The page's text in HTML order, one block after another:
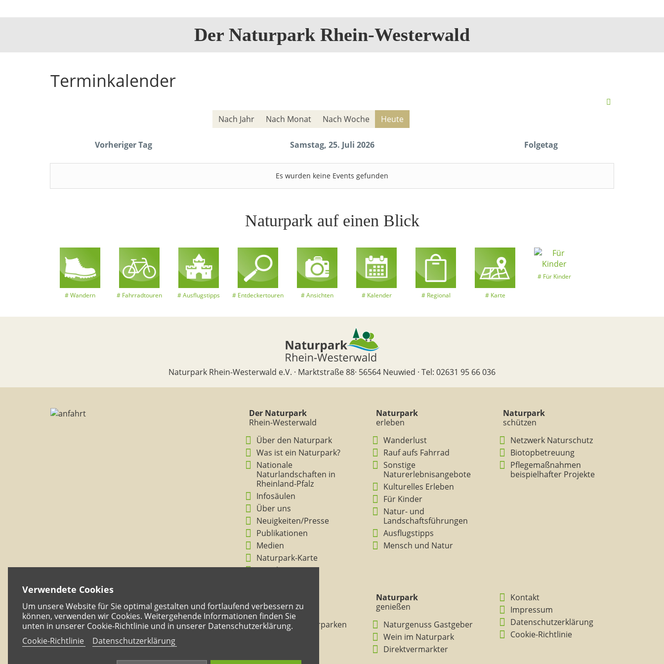
Verwendete Cookies
Um unsere Website für Sie optimal gestalten und fortlaufend verbessern zu
können, verwenden wir Cookies. Weitergehende Informationen finden Sie
unten in unserer Cookie-Richtlinie und in unserer Datenschutzerklärung.
Cookie-Richtlinie
Datenschutzerklärung
Der Naturpark Rhein-Westerwald
Terminkalender
Nach Jahr Nach Monat Nach Woche Heute
Vorheriger Tag Samstag, 25. Juli 2026 Folgetag
Es wurden keine Events gefunden
Naturpark auf einen Blick
Wandern Fahrradtouren Ausflugstipps Entdeckertouren Ansichten Kalender Regional Karte
Für Kinder
Naturpark Rhein-Westerwald e.V. · Marktstraße 88· 56564 Neuwied · Tel: 02631 95 66 036
Der Naturpark
Rhein-Westerwald
Über den Naturpark
Was ist ein Naturpark?
Nationale
Naturlandschaften in
Rheinland-Pfalz
Infosäulen
Über uns
Neuigkeiten/Presse
Publikationen
Medien
Naturpark-Karte
Ansichten
Naturpark
erleben
Wanderlust
Rauf aufs Fahrrad
Sonstige
Naturerlebnisangebote
Kulturelles Erleben
Für Kinder
Natur- und
Landschaftsführungen
Ausflugstipps
Mensch und Natur
Naturpark
schützen
Netzwerk Naturschutz
Biotopbetreuung
Pflegemaßnahmen
beispielhafter Projekte
verstehen
BNE in den Naturparken
Rheinland-Pfalz
Mitmachheft
Naturpark
genießen
Naturgenuss Gastgeber
Wein im Naturpark
Direktvermarkter
Kontakt
Impressum
Datenschutzerklärung
Cookie-Richtlinie